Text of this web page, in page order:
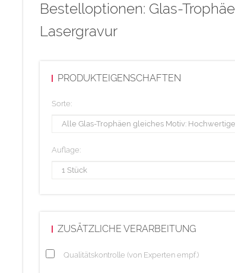
Bestelloptionen: Glas-
Lasergravur
PRODUKTEIGENSCHAFTEN
Sorte:
Auflage:
ZUSÄTZLICHE VERARBEITUNG
Qualitätskontrolle (von Experten empf.)